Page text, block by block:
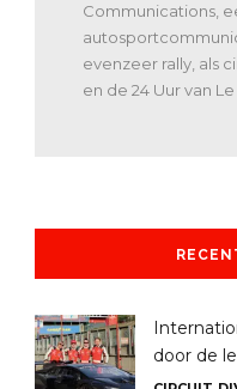
Communications,
evenzeer rally, als
en de 24 Uur van
door de